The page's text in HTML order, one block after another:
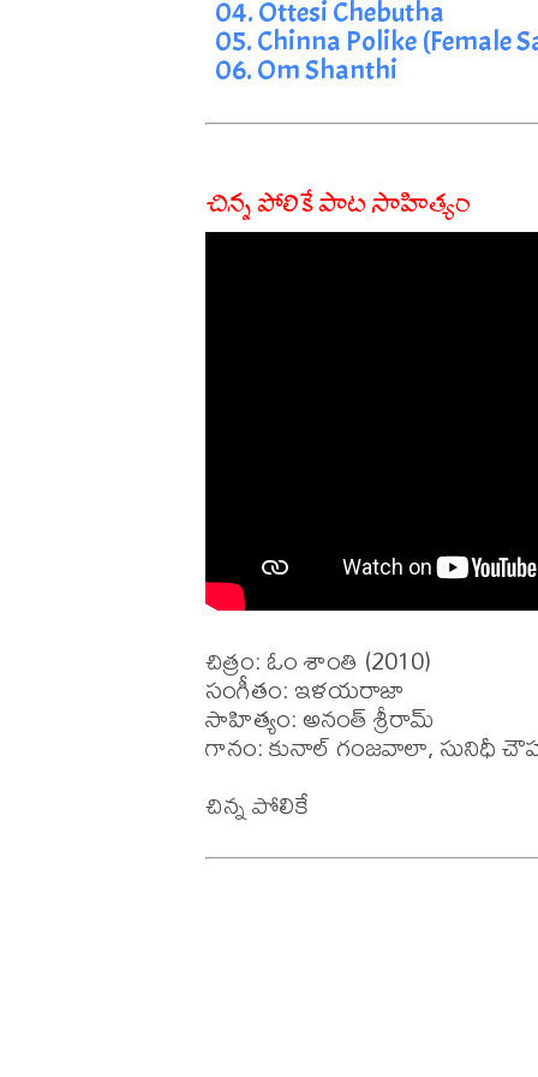
04. Ottesi Chebutha
05. Chinna Polike (Female
06. Om Shanthi
చిన్న పోలికే పాట సాహిత్యం
చిత్రం: ఓం శాంతి (2010)
సంగీతం: ఇళయరాజా
సాహిత్యం: అనంత్ శ్రీరామ్
గానం: కునాల్ గంజవాలా, సునిధీ